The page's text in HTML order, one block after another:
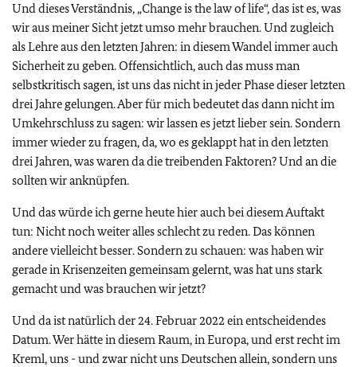
Und dieses Verständnis, „Change is the law of life“, das ist es, was
wir aus meiner Sicht jetzt umso mehr brauchen. Und zugleich
als Lehre aus den letzten Jahren: in diesem Wandel immer auch
Sicherheit zu geben. Offensichtlich, auch das muss man
selbstkritisch sagen, ist uns das nicht in jeder Phase dieser letzten
drei Jahre gelungen. Aber für mich bedeutet das dann nicht im
Umkehrschluss zu sagen: wir lassen es jetzt lieber sein. Sondern
immer wieder zu fragen, da, wo es geklappt hat in den letzten
drei Jahren, was waren da die treibenden Faktoren? Und an die
sollten wir anknüpfen.
Und das würde ich gerne heute hier auch bei diesem Auftakt
tun: Nicht noch weiter alles schlecht zu reden. Das können
andere vielleicht besser. Sondern zu schauen: was haben wir
gerade in Krisenzeiten gemeinsam gelernt, was hat uns stark
gemacht und was brauchen wir jetzt?
Und da ist natürlich der 24. Februar 2022 ein entscheidendes
Datum. Wer hätte in diesem Raum, in Europa, und erst recht im
Kreml, uns - und zwar nicht uns Deutschen allein, sondern uns